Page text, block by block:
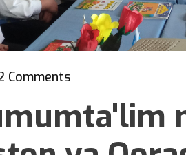
Comments